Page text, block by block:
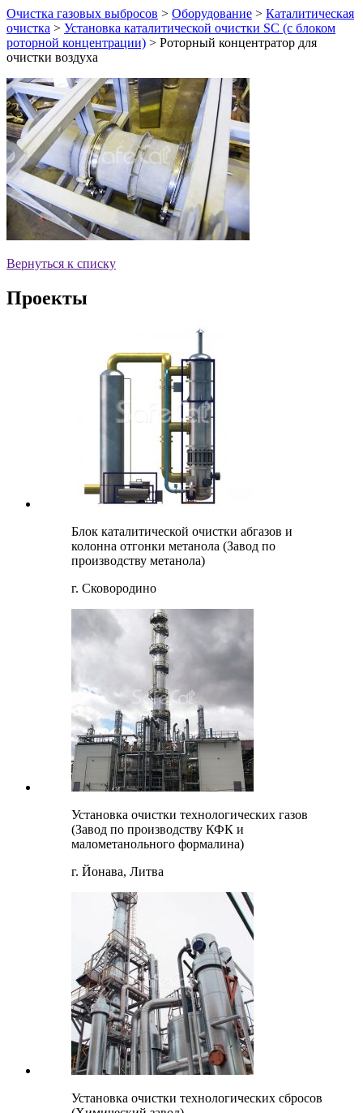
Очистка газовых выбросов > Оборудование > Каталитическая
очистка > Установка каталитической очистки SC (с блоком
роторной концентрации) > Роторный концентратор для
очистки воздуха
Вернуться к списку
Проекты
Блок каталитической очистки абгазов и
колонна отгонки метанола (Завод по
производству метанола)
г. Сковородино
Установка очистки технологических газов
(Завод по производству КФК и
малометанольного формалина)
г. Йонава, Литва
Установка очистки технологических сбросов